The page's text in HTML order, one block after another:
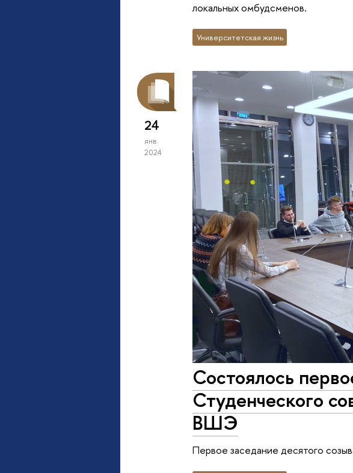
локальных омбудсменов.
Университетская жизнь
24
янв
2024
Состоялось
Студенческого
ВШЭ
Первое заседание десятого